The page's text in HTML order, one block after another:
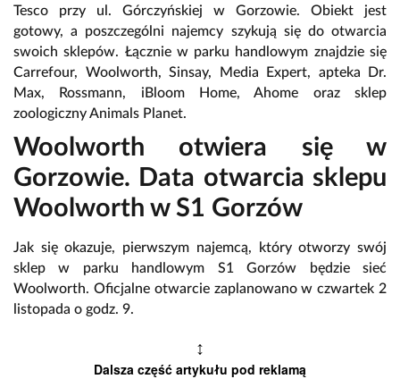
Tesco przy ul. Górczyńskiej w Gorzowie. Obiekt jest
gotowy, a poszczególni najemcy szykują się do otwarcia
swoich sklepów. Łącznie w parku handlowym znajdzie się
Carrefour, Woolworth, Sinsay, Media Expert, apteka Dr.
Max, Rossmann, iBloom Home, Ahome oraz sklep
zoologiczny Animals Planet.
Woolworth otwiera się w
Gorzowie. Data otwarcia sklepu
Woolworth w S1 Gorzów
Jak się okazuje, pierwszym najemcą, który otworzy swój
sklep w parku handlowym S1 Gorzów będzie sieć
Woolworth. Oficjalne otwarcie zaplanowano w czwartek 2
listopada o godz. 9.
↕
Dalsza część artykułu pod reklamą